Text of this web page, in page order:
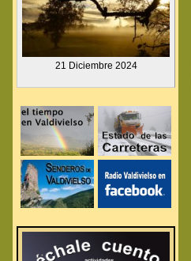
.
21 Diciembre 2024